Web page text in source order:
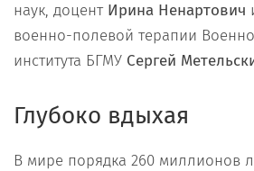
наук, доцент Ирина Ненартович
военно-полевой терапии
института БГМУ Сергей
Глубоко вдыхая
В мире порядка 260 миллионов